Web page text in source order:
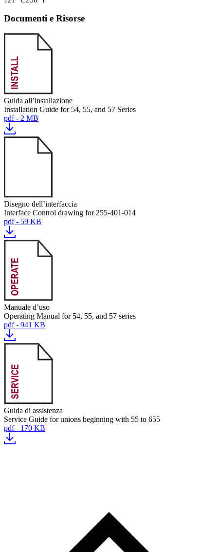
Documenti e Risorse
Guida all’installazione
Installation Guide for 54, 55, and 57 Series
pdf - 2 MB
Disegno dell’interfaccia
Interface Control drawing for 255-401-014
pdf - 59 KB
Manuale d’uso
Operating Manual for 54, 55, and 57 series
pdf - 941 KB
Guida di assistenza
Service Guide for unions beginning with 55 to 655
pdf - 170 KB